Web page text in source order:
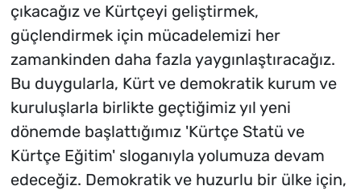
çıkacağız ve Kürtçeyi geliştirmek,
güçlendirmek için mücadelemizi her
zamankinden daha fazla yaygınlaştıracağız.
Bu duygularla, Kürt ve demokratik kurum ve
kuruluşlarla birlikte geçtiğimiz yıl yeni
dönemde başlattığımız 'Kürtçe Statü ve
Kürtçe Eğitim' sloganıyla yolumuza devam
edeceğiz. Demokratik ve huzurlu bir ülke için,